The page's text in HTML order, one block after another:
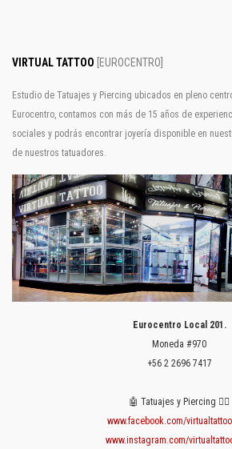
VIRTUAL TATTOO [EUROCENTRO]
Estudio de Tatuajes y Piercing ubicados en pleno
Eurocentro, contamos con más de 15 años de
sociales y podrás encontrar joyería disponible en
de nuestros tatuadores.
Eurocentro Local 201.
Moneda #970
+56 2 2696 7417
🤖 Tatuajes y Piercing 👈🏻
www.facebook.com/
www.instagram.com/